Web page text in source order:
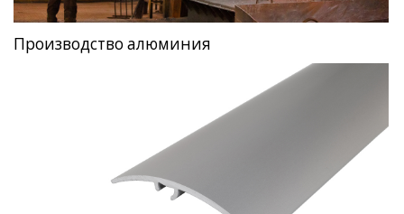
Производство алюминия